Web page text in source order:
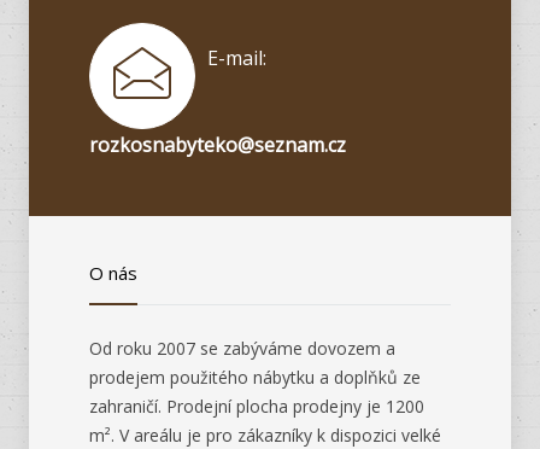
E-mail:
rozkosnabyteko@seznam.cz
O nás
Od roku 2007 se zabýváme dovozem a
prodejem použitého nábytku a doplňků ze
zahraničí. Prodejní plocha prodejny je 1200
m². V areálu je pro zákazníky k dispozici velké